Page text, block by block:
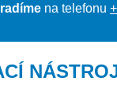
na telefonu